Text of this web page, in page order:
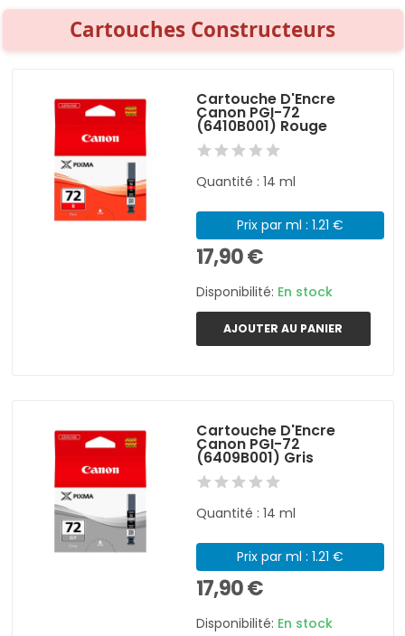
Cartouches Constructeurs
Cartouche D'Encre
Canon PGI-72
(6410B001) Rouge
Quantité : 14 ml
Prix par ml : 1.21 €
17,90 €
Disponibilité: En stock
AJOUTER AU PANIER
Cartouche D'Encre
Canon PGI-72
(6409B001) Gris
Quantité : 14 ml
Prix par ml : 1.21 €
17,90 €
Disponibilité: En stock